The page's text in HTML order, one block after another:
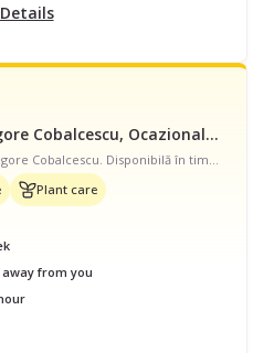
Details
Menajeră, Strada Grigore Cobalcescu, Ocazional, începând cu 50 lei/oră
Plant care
from you